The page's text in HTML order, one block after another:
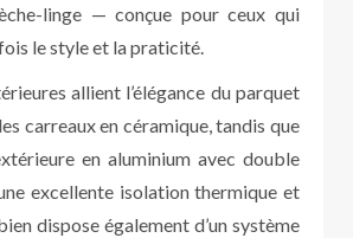
linge — conçue pour ceux qui
le style et la praticité.
allient l’élégance du parquet
carreaux en céramique, tandis que
en aluminium avec double
excellente isolation thermique et
dispose également d’un système